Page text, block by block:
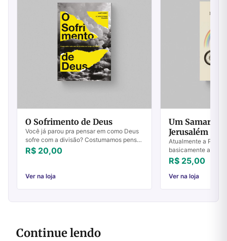
O Sofrimento de Deus
Você já parou pra pensar em como Deus
sofre com a divisão? Costumamos pensar
num Deus impessoal, que está acima do
bem e do mal, acima do sofrimento, acima
R$ 20,00
Ver na loja
Um
Jerusalém
Atualmente a
basicamente
formais e litúrgicas
especialmente
modalidades de
R$ 25,00
Ver na loja
Continue lendo